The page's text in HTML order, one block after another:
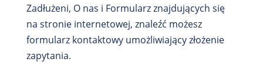
Zadłużeni, O nas i Formularz znajdujących się
na stronie internetowej, znaleźć możesz
formularz kontaktowy umożliwiający złożenie
zapytania.